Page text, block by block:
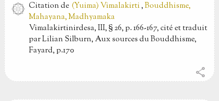
Citationde (Yuima) Vimalakirti,Bouddhisme,
Mahayana, Madhyamaka
Vimalakirtinirdesa, III, § 26, p. 166-167, cité et traduit
par Lilian Silburn, Aux sources du Bouddhisme,
Fayard, p.170
share